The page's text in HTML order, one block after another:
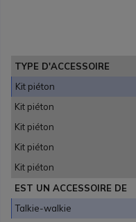
TYPE D'ACCESSOIRE
Kit piéton
Kit piéton
Kit piéton
Kit piéton
Kit piéton
EST UN ACCESSOIRE DE
Talkie-walkie